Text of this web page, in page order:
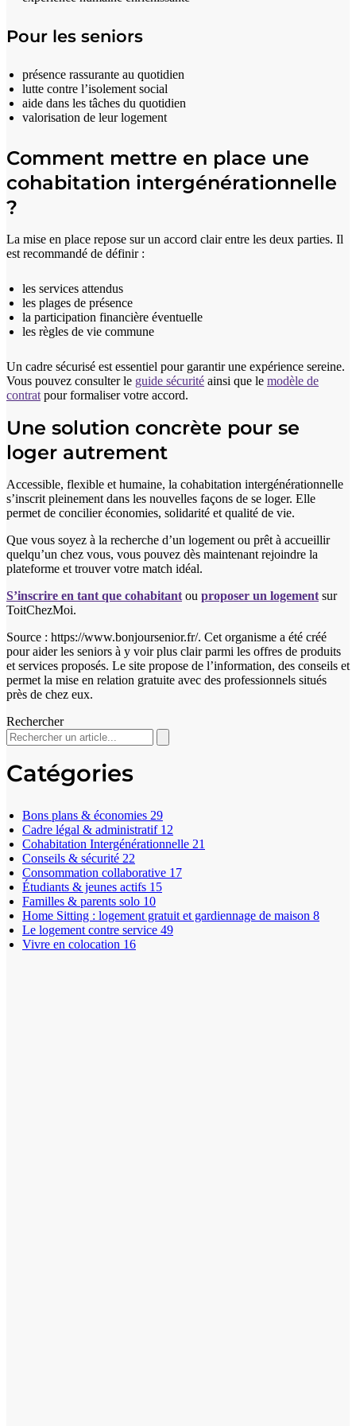
Pour les seniors
présence rassurante au quotidien
lutte contre l’isolement social
aide dans les tâches du quotidien
valorisation de leur logement
Comment mettre en place une
cohabitation intergénérationnelle
?
La mise en place repose sur un accord clair entre les deux parties. Il
est recommandé de définir :
les services attendus
les plages de présence
la participation financière éventuelle
les règles de vie commune
Un cadre sécurisé est essentiel pour garantir une expérience sereine.
Vous pouvez consulter le guide sécurité ainsi que le modèle de
contrat pour formaliser votre accord.
Une solution concrète pour se
loger autrement
Accessible, flexible et humaine, la cohabitation intergénérationnelle
s’inscrit pleinement dans les nouvelles façons de se loger. Elle
permet de concilier économies, solidarité et qualité de vie.
Que vous soyez à la recherche d’un logement ou prêt à accueillir
quelqu’un chez vous, vous pouvez dès maintenant rejoindre la
plateforme et trouver votre match idéal.
S’inscrire en tant que cohabitant ou proposer un logement sur
ToitChezMoi.
Source : https://www.bonjoursenior.fr/. Cet organisme a été créé
pour aider les seniors à y voir plus clair parmi les offres de produits
et services proposés. Le site propose de l’information, des conseils et
permet la mise en relation gratuite avec des professionnels situés
près de chez eux.
Rechercher
Catégories
Bons plans & économies 29
Cadre légal & administratif 12
Cohabitation Intergénérationnelle 21
Conseils & sécurité 22
Consommation collaborative 17
Étudiants & jeunes actifs 15
Familles & parents solo 10
Home Sitting : logement gratuit et gardiennage de maison 8
Le logement contre service 49
Vivre en colocation 16